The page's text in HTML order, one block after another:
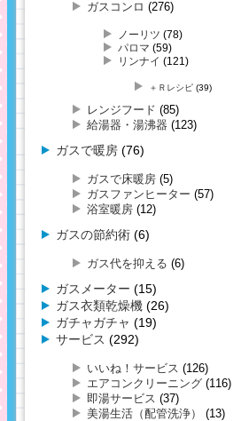
ガスコンロ (276)
ノーリツ (78)
パロマ (59)
リンナイ (121)
＋Ｒレシピ (39)
レンジフード (85)
給湯器・湯沸器 (123)
ガスで暖房 (76)
ガスで床暖房 (5)
ガスファンヒーター (57)
浴室暖房 (12)
ガスの節約術 (6)
ガス代を抑える (6)
ガスメーター (15)
ガス衣類乾燥機 (26)
ガチャガチャ (19)
サービス (292)
いいね！サービス (126)
エアコンクリーニング (116)
即湯サービス (37)
美湯生活（配管洗浄）
(13)